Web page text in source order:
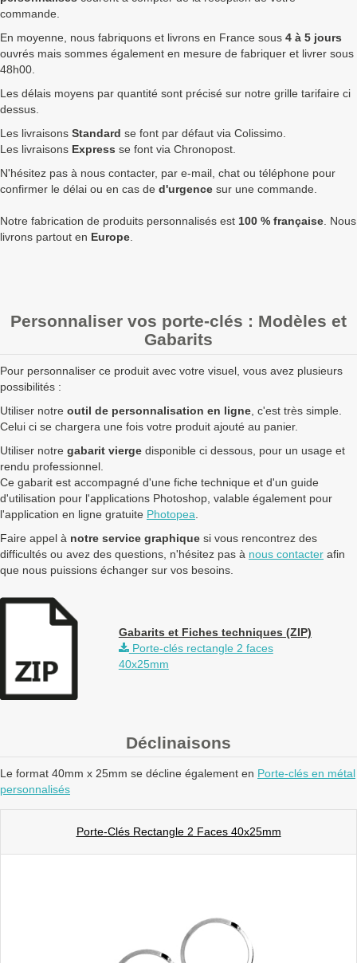
500 0,80 € 0,96 € 480,00 €
1000
1750 0,83 €
2500 0,65 € 0,78 € 1 950,00 €
Quantités Prix unitaire HT
Les clients Français paient le prix TTC (TVA 20%).
Les clients dans l’Union Européennepossédant un numéro de
Les clients en dehors de l’Union européenne paient le prix HT.
commande.
En moyenne, nous fabriquons et livrons en France sous 4 à 5 jours
ouvrés mais sommes également en mesure de fabriquer et livrer sous
48h00.
Les délais moyens par quantité sont précisé sur notre grille tarifaire ci
dessus.
Les livraisons Standard se font par défaut via Colissimo.
Les livraisons Express se font via Chronopost.
N'hésitez pas à nous contacter, par e-mail, chat ou téléphone pour
confirmer le délai ou en cas de d'urgence sur une commande.
Notre fabrication de produits personnalisés est 100 % française. Nous
livrons partout en Europe.
Personnaliser vos porte-clés : Modèles et
Gabarits
Pour personnaliser ce produit avec votre visuel, vous avez plusieurs
possibilités :
Utiliser notre outil de personnalisation en ligne , c'est très simple.
Celui ci se chargera une fois votre produit ajouté au panier.
Utiliser notre gabarit vierge disponible ci dessous, pour un usage et
rendu professionnel.
Ce gabarit est accompagné d'une fiche technique et d'un guide
d'utilisation pour l'applications Photoshop, valable également pour
l'application en ligne gratuite Photopea
Faire appel à notre service graphique si vous rencontrez des
difficultés ou avez des questions, n'hésitez pas à nous contacter afin
que nous puissions échanger sur vos besoins.
Gabarits et Fiches techniques (ZIP)
Porte-clés rectangle 2 faces
40x25mm
Déclinaisons
Le format 40mm x 25mm se décline également en Porte-clés en métal
personnalisés
Porte-Clés Rectangle 2 Faces 40x25mm